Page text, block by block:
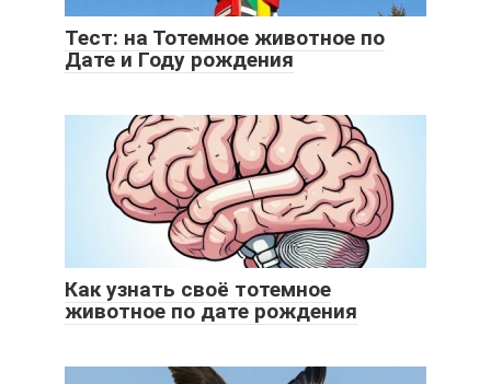
Тест: на Тотемное животное по
Дате и Году рождения
Как узнать своё тотемное
животное по дате рождения